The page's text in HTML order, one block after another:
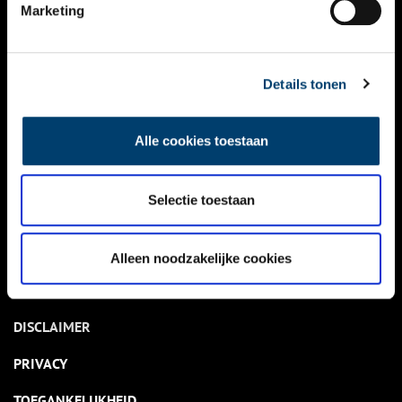
Marketing
Details tonen
Alle cookies toestaan
Selectie toestaan
Alleen noodzakelijke cookies
NIEUWS
KALENDER
ACTIVITEITEN
NIEUWSBRIEF
DISCLAIMER
PRIVACY